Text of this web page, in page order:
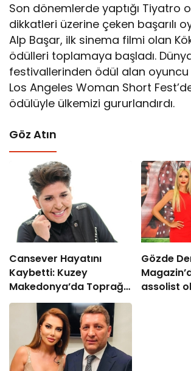
Son dönemlerde yaptığı Tiyatro
dikkatleri üzerine çeken başarılı
Alp Başar, ilk sinema filmi olan
ödülleri toplamaya başladı.
festivallerinden ödül alan oyuncu
Los Angeles Woman Short
ödülüyle ülkemizi gururlandırdı.
Göz Atın
Cansever Hayatını
Kaybetti: Kuzey
Makedonya’da Toprağa
Verilecek
Gözde
assolist